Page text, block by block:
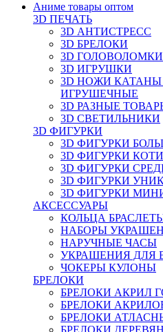
Аниме товары оптом
3D ПЕЧАТЬ
3D АНТИСТРЕСС
3D БРЕЛОКИ
3D ГОЛОВОЛОМКИ
3D ИГРУШКИ
3D НОЖИ
ИГРУШЕЧНЫЕ
3D РАЗНЫЕ
3D СВЕТИЛЬНИКИ
3D ФИГУРКИ
3D ФИГУРКИ
3D ФИГУРКИ
3D ФИГУРКИ
3D ФИГУРКИ
3D ФИГУРКИ
АКСЕССУАРЫ
КОЛЬЦА
НАБОРЫ
НАРУЧНЫЕ ЧАСЫ
УКРАШЕНИЯ ДЛЯ
ЧОКЕРЫ КУЛОНЫ
БРЕЛОКИ
БРЕЛОКИ АКРИЛ
БРЕЛОКИ
БРЕЛОКИ
БРЕЛОКИ